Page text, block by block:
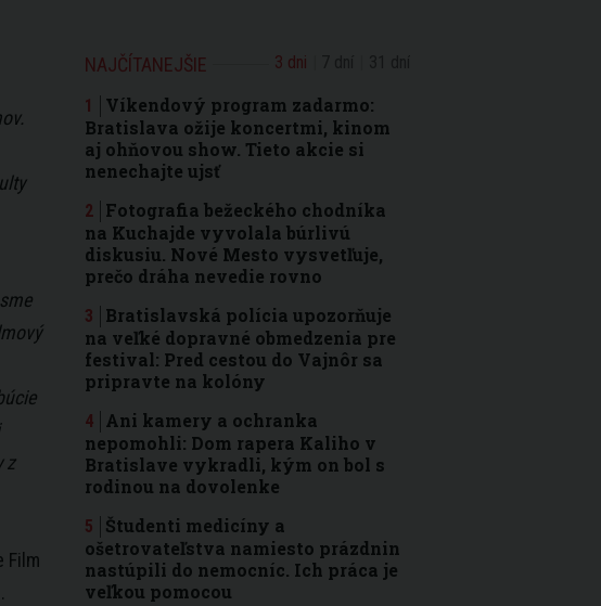
z
Film
NAJČÍTANEJŠIE 3 dni
Víkendový program zadarmo:
Bratislava ožije koncertmi, kinom
aj ohňovou show. Tieto akcie si
nenechajte ujsť
Fotografia bežeckého chodníka
na Kuchajde vyvolala búrlivú
diskusiu. Nové Mesto vysvetľuje,
prečo dráha nevedie rovno
Bratislavská polícia upozorňuje
na veľké dopravné obmedzenia pre
festival: Pred cestou do Vajnôr sa
pripravte na kolóny
Ani kamery a ochranka
nepomohli: Dom rapera Kaliho v
Bratislave vykradli, kým on bol s
rodinou na dovolenke
Študenti medicíny a
ošetrovateľstva namiesto prázdnin
nastúpili do nemocníc. Ich práca je
veľkou pomocou